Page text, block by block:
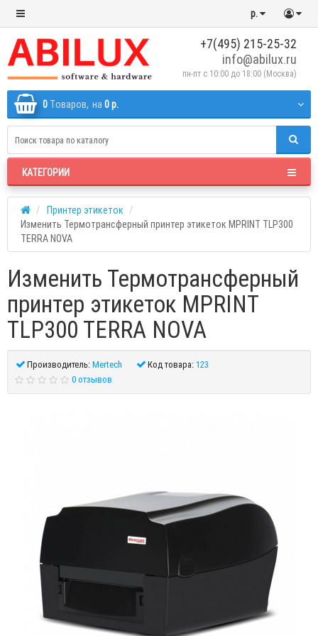
р.
+7(495) 215-25-32
info@abilux.ru
пн-пт с 10:00 до 18:00 (Москва)
0 Tоваров, на 0 р.
КАТЕГОРИИ
Принтер этикеток
Изменить Термотрансферный принтер этикеток MPRINT TLP300
TERRA NOVA
Изменить Термотрансферный
принтер этикеток MPRINT
TLP300 TERRA NOVA
Производитель:Mertech Код товара:123
0 отзывов